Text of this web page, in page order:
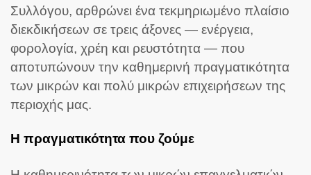
Συλλόγου, αρθρώνει ένα τεκμηριωμένο πλαίσιο
διεκδικήσεων σε τρεις άξονες — ενέργεια,
φορολογία, χρέη και ρευστότητα — που
αποτυπώνουν την καθημερινή πραγματικότητα
των μικρών και πολύ μικρών επιχειρήσεων της
περιοχής μας.
Η πραγματικότητα που ζούμε